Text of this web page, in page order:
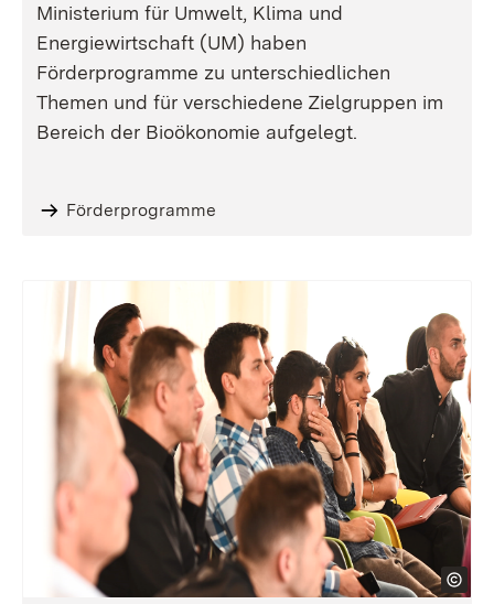
Ministerium für Umwelt, Klima und
Energiewirtschaft (UM) haben
Förderprogramme zu unterschiedlichen
Themen und für verschiedene Zielgruppen im
Bereich der Bioökonomie aufgelegt.
Förderprogramme